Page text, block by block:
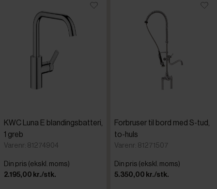
KWC Luna E blandingsbatteri,
1 greb
Varenr: 81274904
Din pris (ekskl. moms)
2.195,00 kr./stk.
Forbruser til bord med S-tud,
to-huls
Varenr: 81271507
Din pris (ekskl. moms)
5.350,00 kr./stk.